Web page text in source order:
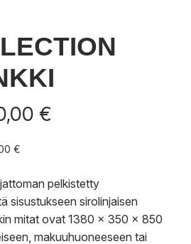
€
2
340,00 €
€
pelkistetty
sisustukseen sirolinjaisen
mitat ovat 1380 x 350 x 850
makuuhuoneeseen tai